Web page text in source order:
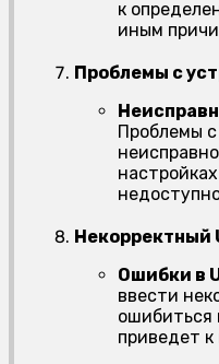
к
иным
Проблемы с
Проблемы
Некорректный
Ошибки в
ввести
ошибиться
приведет